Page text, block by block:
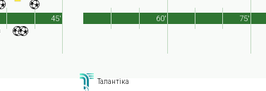
45'
Талантіка
60' 75'